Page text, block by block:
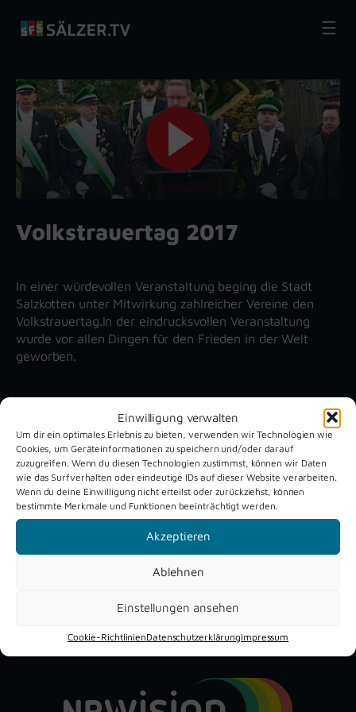
Einwilligung verwalten
Um dir ein optimales Erlebnis zu bieten, verwenden wir Technologien wie
Cookies, um Geräteinformationen zu speichern und/oder darauf
zuzugreifen. Wenn du diesen Technologien zustimmst, können wir Daten
wie das Surfverhalten oder eindeutige IDs auf dieser Website verarbeiten.
Wenn du deine Einwilligung nicht erteilst oder zurückziehst, können
bestimmte Merkmale und Funktionen beeinträchtigt werden.
Akzeptieren
Ablehnen
Einstellungen ansehen
Cookie-RichtlinienDatenschutzerklärungImpressum
Inhalt
springen
Volkstrauertag 2017
In einer würdevollen Veranstaltung beging die Stadt
Salzkotten unter Mitwirkung zahlreicher Vereine den
Volkstrauertag.In der eindrucksvollen Veranstaltung
wurde vor allen Dingen für den Frieden in der Welt
geworben.
Unsere aktuellen Reportagen
Schützenfest
Verne 2026
Dreckburg
Air